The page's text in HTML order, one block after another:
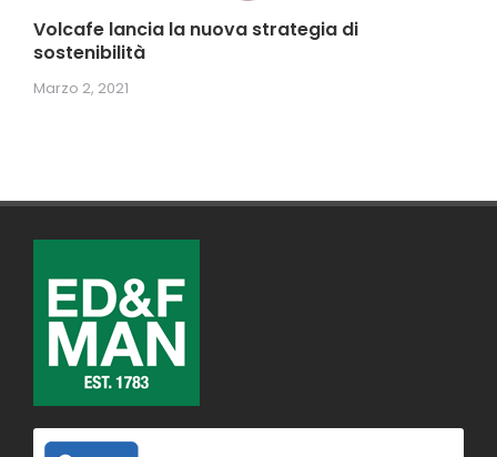
Volcafe lancia la nuova strategia di
sostenibilità
Marzo 2, 2021